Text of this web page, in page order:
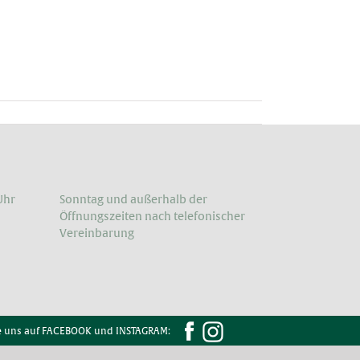
Sonntag und außerhalb der
Öffnungs­zeiten nach telefonischer
Vereinbarung
auf FACEBOOK und INSTAGRAM: